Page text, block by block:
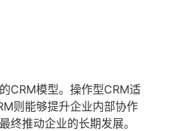
CRM模型。操作型CRM适
则能够提升企业内部协作
推动企业的长期发展。